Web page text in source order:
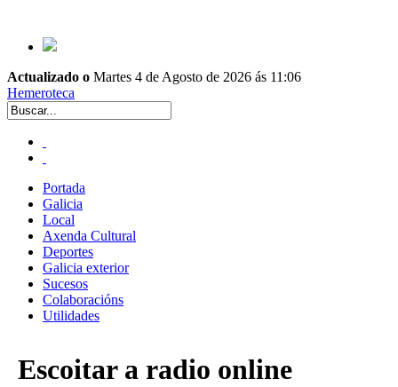
Actualizado o Martes 4 de Agosto de 2026 ás 11:06
Hemeroteca
Portada
Galicia
Local
Axenda Cultural
Deportes
Galicia exterior
Sucesos
Colaboracións
Utilidades
Escoitar a radio online